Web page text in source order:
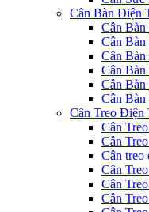
Cân Bàn Điện
Cân
Cân
Cân
Cân
Cân
Cân
Cân Treo Điện
Cân
Cân
Cân treo
Cân
Cân
Cân